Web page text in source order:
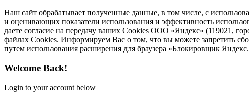
Наш сайт обрабатывает полученные данные, в том числе, с
и оценивающих показатели использования и эффективность
даете согласие на передачу ваших Cookies ООО «Яндекс» (119021,
файлах Cookies. Информируем Вас о том, что вы можете запретить
путем использования расширения для браузера «Блокировщик
Welcome Back!
Login to your account below